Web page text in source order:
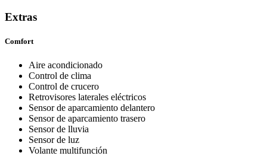
Extras
Comfort
Aire acondicionado
Control de clima
Control de crucero
Retrovisores laterales eléctricos
Sensor de aparcamiento delantero
Sensor de aparcamiento trasero
Sensor de lluvia
Sensor de luz
Volante multifunción